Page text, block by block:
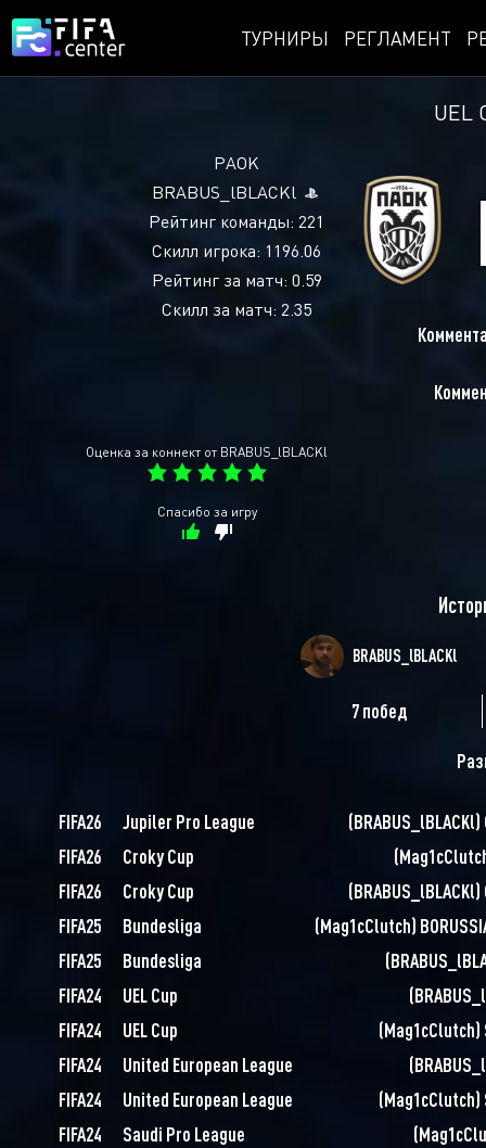
ТУРНИРЫ РЕГЛАМЕНТ
UEL
PAOK
BRABUS_lBLACKl
Рейтинг команды: 221
Скилл игрока: 1196.06
Рейтинг за матч: 0.59
Скилл за матч: 2.35
Оценка за коннект от BRABUS_lBLACKl
Спасибо за игру
BRABUS_lBLACKl
7 побед
FIFA26 Jupiler Pro League (BRABUS_lBLACKl)
FIFA26
Croky Cup (
FIFA26
Croky Cup (BRABUS_lBLACKl)
FIFA25
Bundesliga (Mag1cClutch)
FIFA25
Bundesliga (
FIFA24
UEL Cup (
FIFA24
UEL Cup (Mag1cClutch)
FIFA24
United European League (
FIFA24
United European League (Mag1cClutch)
FIFA24
Saudi Pro League (